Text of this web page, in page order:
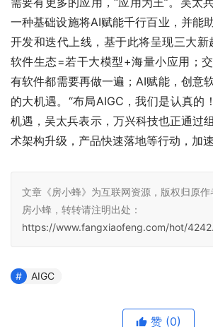
一种基础设施将AI赋能千行百业，并能
开发和迭代上线，基于此将呈现三大新
软件生态=若干大模型+海量小应用；
有软件都需要再做一遍；AI赋能，创意
的大机遇。“布局AIGC，我们是认真的
机遇，吴太兵表示，万兴科技也正通过
术架构升级，产品快速落地等行动，加速
文章《房小蜂》为互联网资源，版权归原作
房小蜂，转转请注明出处：
https://www.fangxiaofeng.com/hot/
AIGC
赞 (0)